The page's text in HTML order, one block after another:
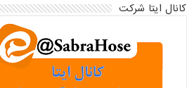
کانال ایتا شرکت